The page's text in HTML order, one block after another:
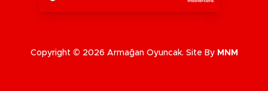
Copyright © 2026 Armağan Oyuncak. Site By MNM